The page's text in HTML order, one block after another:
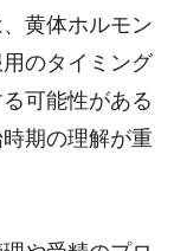
黄体ホルモン
のタイミング
可能性がある
期の理解が重